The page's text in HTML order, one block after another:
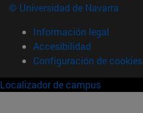
© Universidad de Navarra
Información legal
Accesibilidad
Configuración de cookies
Localizador de campus